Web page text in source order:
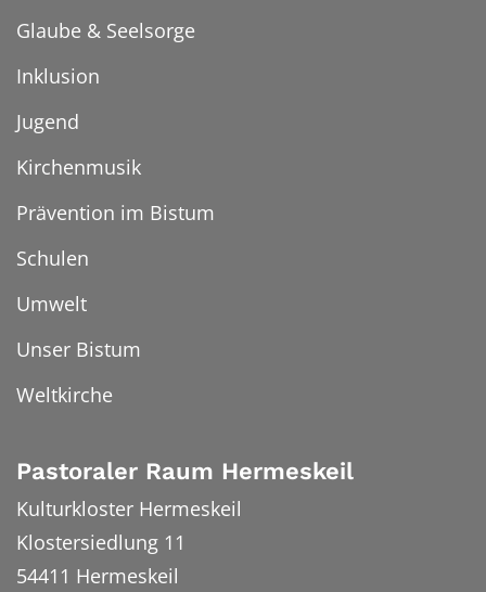
Glaube & Seelsorge
Inklusion
Jugend
Kirchenmusik
Prävention im Bistum
Schulen
Umwelt
Unser Bistum
Weltkirche
Pastoraler Raum Hermeskeil
Kulturkloster Hermeskeil
Klostersiedlung 11
54411 Hermeskeil